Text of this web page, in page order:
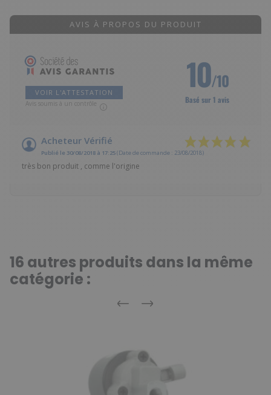
AVIS À PROPOS DU PRODUIT
VOIR L'ATTESTATION
Avis soumis à un contrôle
10/10
Basé sur 1 avis
Acheteur Vérifié
Publié le 30/08/2018 à 17:25(Date de commande : 23/08/2018)
très bon produit , comme l'origine
16 autres produits dans la même
catégorie :
Précédent
Suivant